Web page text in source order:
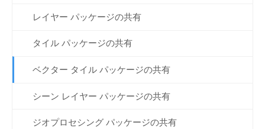
レイヤー パッケージの共有
タイル パッケージの共有
ベクター タイル パッケージの共有
シーン レイヤー パッケージの共有
ジオプロセシング パッケージの共有